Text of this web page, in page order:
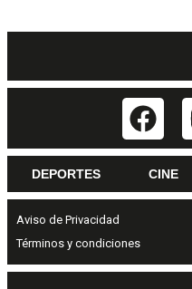
DEPORTES CINE
Aviso de Privacidad
Términos y condiciones